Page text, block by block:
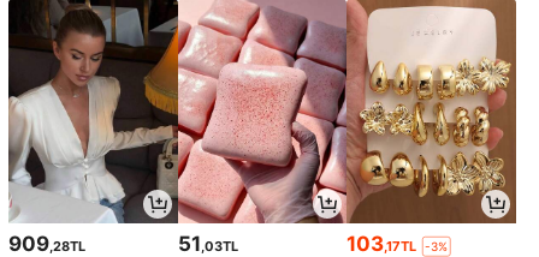
909 ,28TL 51 ,03TL 103,17TL -3%